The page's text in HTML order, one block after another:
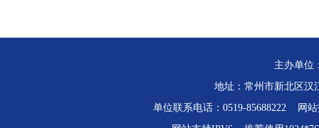
主办单位
地址：常州市新北区
单位联系电话：0519-85688222 网站